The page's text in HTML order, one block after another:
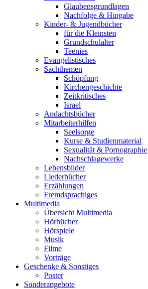
Glaubensgrundlagen
Nachfolge & Hingabe
Kinder- & Jugendbücher
für die Kleinsten
Grundschulalter
Teenies
Evangelistisches
Sachthemen
Schöpfung
Kirchengeschichte
Zeitkritisches
Israel
Andachtsbücher
Mitarbeiterhilfen
Seelsorge
Kurse & Studienmaterial
Sexualität & Pornographie
Nachschlagewerke
Lebensbilder
Liederbücher
Erzählungen
Fremdsprachiges
Multimedia
Übersicht Multimedia
Hörbücher
Hörspiele
Musik
Filme
Vorträge
Geschenke & Sonstiges
Poster
Sonderangebote